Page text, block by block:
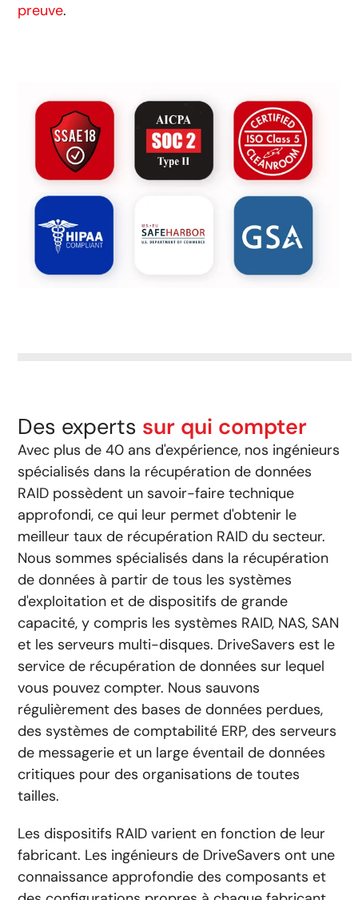
preuve.
Des experts sur qui compter
Avec plus de 40 ans d'expérience, nos ingénieurs
spécialisés dans la récupération de données
RAID possèdent un savoir-faire technique
approfondi, ce qui leur permet d'obtenir le
meilleur taux de récupération RAID du secteur.
Nous sommes spécialisés dans la récupération
de données à partir de tous les systèmes
d'exploitation et de dispositifs de grande
capacité, y compris les systèmes RAID, NAS, SAN
et les serveurs multi-disques. DriveSavers est le
service de récupération de données sur lequel
vous pouvez compter. Nous sauvons
régulièrement des bases de données perdues,
des systèmes de comptabilité ERP, des serveurs
de messagerie et un large éventail de données
critiques pour des organisations de toutes
tailles.
Les dispositifs RAID varient en fonction de leur
fabricant. Les ingénieurs de DriveSavers ont une
connaissance approfondie des composants et